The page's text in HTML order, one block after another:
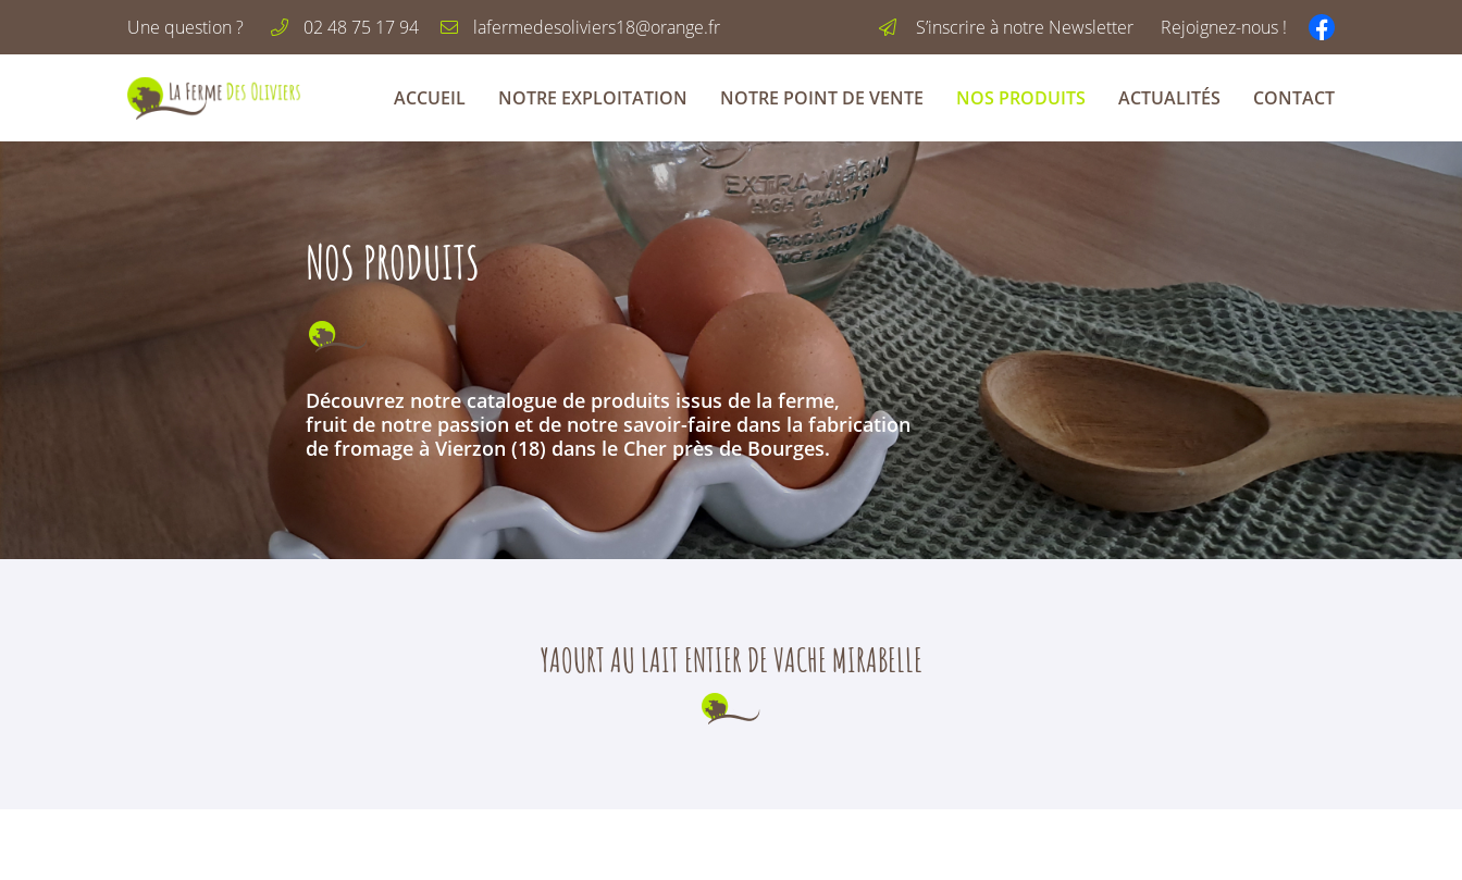
Une question ? 02 48 75 17 94 S’inscrire à notre Newsletter Rejoignez-nous !
ACCUEIL NOTRE EXPLOITATION NOTRE POINT DE VENTE NOS PRODUITS ACTUALITÉS CONTACT
Les Oliviers
18100 Vierzon
02 48 75 17 94
Adresse email de réception
Recopier le code ci-contre
NOS PRODUITS
Découvrez notre catalogue de produits issus de la ferme,
fruit de notre passion et de notre savoir-faire dans la fabrication
de fromage à Vierzon (18) dans le Cher près de Bourges.
YAOURT AU LAIT ENTIER DE VACHE MIRABELLE